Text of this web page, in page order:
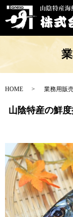
HOME 業務用販
山陰特産の鮮